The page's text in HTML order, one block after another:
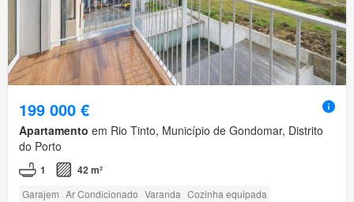
199 000 €
Apartamento em Rio Tinto, Município de Gondomar, Distrito
do Porto
1 42 m²
Garajem Ar Condicionado Varanda Cozinha equipada